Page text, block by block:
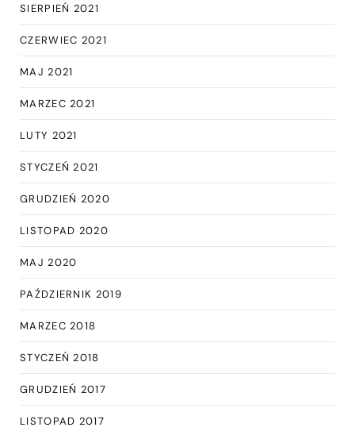
SIERPIEŃ 2021
CZERWIEC 2021
MAJ 2021
MARZEC 2021
LUTY 2021
STYCZEŃ 2021
GRUDZIEŃ 2020
LISTOPAD 2020
MAJ 2020
PAŹDZIERNIK 2019
MARZEC 2018
STYCZEŃ 2018
GRUDZIEŃ 2017
LISTOPAD 2017